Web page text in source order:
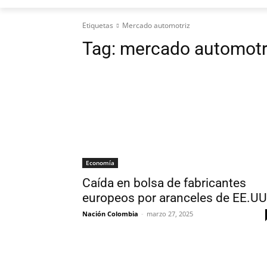
Etiquetas Mercado automotriz
Tag: mercado
Economía
Caída en bolsa de fabricantes
europeos por aranceles de
Nación Colombia - marzo 27, 2025